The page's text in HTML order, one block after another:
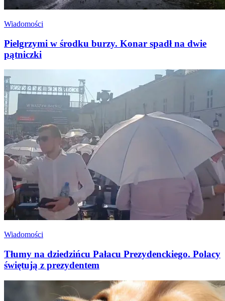
Wiadomości
Pielgrzymi w środku burzy. Konar spadł na dwie
pątniczki
Wiadomości
Tłumy na dziedzińcu Pałacu Prezydenckiego. Polacy
świętują z prezydentem